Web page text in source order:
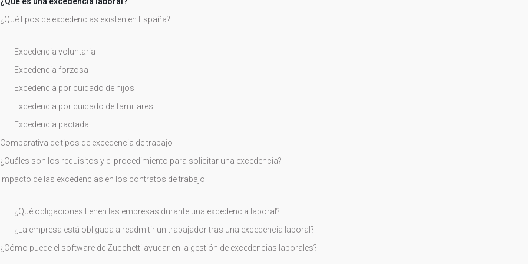
¿Qué tipos de excedencias existen en España?
Excedencia voluntaria
Excedencia forzosa
Excedencia por cuidado de hijos
Excedencia por cuidado de familiares
Excedencia pactada
Comparativa de tipos de excedencia de trabajo
¿Cuáles son los requisitos y el procedimiento para solicitar una excedencia?
Impacto de las excedencias en los contratos de trabajo
¿Qué obligaciones tienen las empresas durante una excedencia laboral?
¿La empresa está obligada a readmitir un trabajador tras una excedencia laboral?
¿Cómo puede el software de Zucchetti ayudar en la gestión de excedencias laborales?